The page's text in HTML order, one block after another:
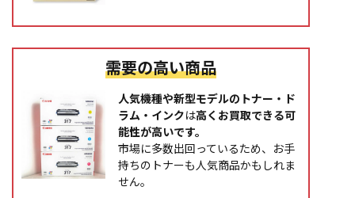
需要の高い商品
人気機種や新型モデルのトナー・ド
ラム・インクは高くお買取できる可
能性が高いです。
市場に多数出回っているため、お手
持ちのトナーも人気商品かもしれま
せん。